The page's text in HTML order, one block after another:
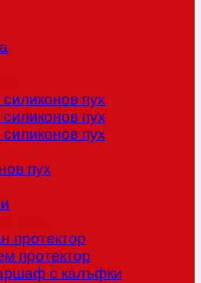
пух
пух
пух
пух
протектор
протектор
с калъфки